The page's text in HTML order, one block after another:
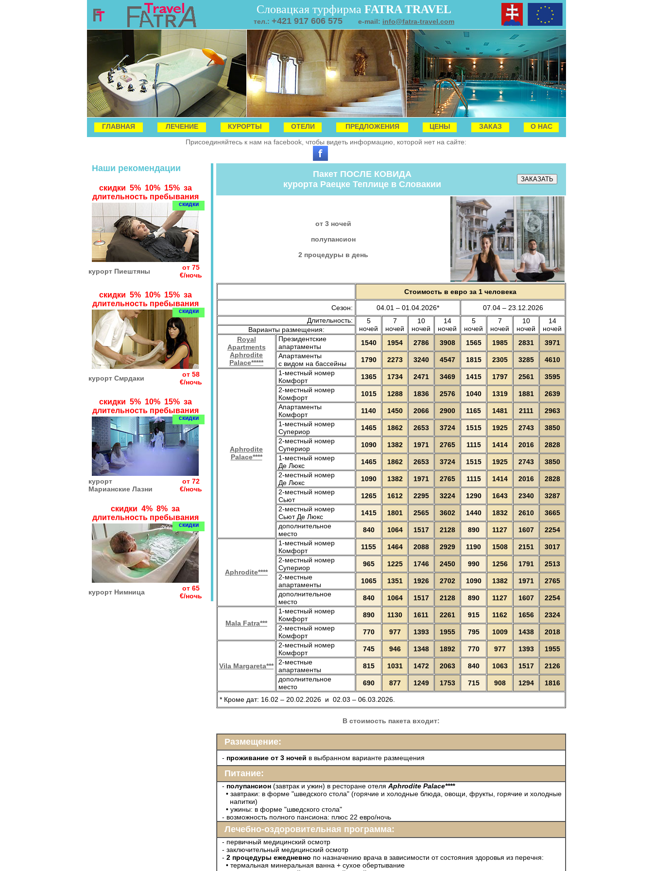
Словацкая турфирма FATRA TRAVEL
тел.: +421 917 606 575 e-mail: info@fatra-travel.com
ГЛАВНАЯ ЛЕЧЕНИЕ КУРОРТЫ ОТЕЛИ ПРЕДЛОЖЕНИЯ ЦЕНЫ ЗАКАЗ
О НАС
Присоединяйтесь к нам на facebook, чтобы видеть информацию, которой нет на сайте:
Наши рекомендации
скидки 5% 10% 15% за
длительность пребывания
скидки
курорт Пиештяны
от 75
€/ночь
скидки 5% 10% 15% за
длительность пребывания
скидки
курорт Смрдаки
от 58
€/ночь
скидки 5% 10% 15% за
длительность пребывания
скидки
курорт
Марианские Лазни
от 72
€/ночь
скидки 4% 8% за
длительность пребывания
скидки
курорт Нимница
от 65
€/ночь
Пакет ПОСЛЕ КОВИДА
курорта Раецке Теплице в Словакии
от 3 ночей
полупансион
2 процедуры в день
Стоимость в евро за 1 человека
Сезон: 04.01 – 01.04.2026*
07.04 – 23.12.2026
Длительность:
5
ночей
7
ночей
10
ночей
14
ночей
5
ночей
7
ночей
10
ночей
14
ночей
Варианты размещения:
Royal
Apartments
Aphrodite
Palace*****
Президентские
апартаменты
1540 1954 2786 3908 1565 1985 2831
3971
Апартаменты
с видом на бассейны
1790 2273 3240 4547 1815 2305 3285 4610
Aphrodite
Palace****
1-местный номер
Комфорт
1365 1734 2471 3469 1415 1797 2561
3595
2-местный номер
Комфорт
1015 1288 1836 2576 1040 1319 1881
2639
Апартаменты
Комфорт
1140 1450 2066 2900 1165 1481 2111
2963
1-местный номер
Супериор
1465 1862 2653 3724 1515 1925 2743
3850
2-местный номер
Супериор
1090 1382 1971 2765 1115 1414 2016
2828
1-местный номер
Де Люкс
1465 1862 2653 3724 1515 1925 2743
3850
2-местный номер
Де Люкс
1090 1382 1971 2765 1115 1414 2016
2828
2-местный номер
Сьют
1265 1612 2295 3224 1290 1643 2340
3287
2-местный номер
Сьют Де Люкс
1415 1801 2565 3602 1440 1832 2610
3665
дополнительное
место
840 1064 1517 2128 890 1127 1607 2254
Aphrodite****
1-местный номер
Комфорт
1155 1464 2088 2929 1190 1508 2151
3017
2-местный номер
Супериор
965 1225 1746 2450 990 1256 1791
2513
2-местные
апартаменты
1065 1351 1926 2702 1090 1382 1971
2765
дополнительное
место
840 1064 1517 2128 890 1127 1607 2254
Mala Fatra***
1-местный номер
Комфорт
890 1130 1611 2261 915 1162 1656
2324
2-местный номер
Комфорт
770 977 1393 1955 795 1009 1438 2018
Vila Margareta***
2-местный номер
Комфорт
745 946 1348 1892 770 977 1393
1955
2-местные
апартаменты
815 1031 1472 2063 840 1063 1517
2126
дополнительное
место
690 877 1249 1753 715 908 1294 1816
* Кроме дат: 16.02 – 20.02.2026 и 02.03 – 06.03.2026.
В стоимость пакета входит:
Размещение:
- проживание от 3 ночей в выбранном варианте размещения
Питание:
- полупансион (завтрак и ужин) в ресторане отеля Aphrodite Palace****
• завтраки: в форме "шведского стола" (горячие и холодные блюда, овощи, фрукты, горячие и холодные
напитки)
• ужины: в форме "шведского стола"
- возможность полного пансиона: плюс 22 евро/ночь
Лечебно-оздоровительная программа:
- первичный медицинский осмотр
- заключительный медицинский осмотр
- 2 процедуры ежедневно по назначению врача в зависимости от состояния здоровья из перечня:
• термальная минеральная ванна + сухое обертывание